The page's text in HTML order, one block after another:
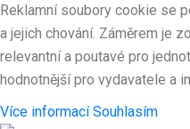
Reklamní soubory cookie se
a jejich chování. Záměrem je
relevantní a poutavé pro
hodnotnější pro vydavatele a
Více informací Souhlasím